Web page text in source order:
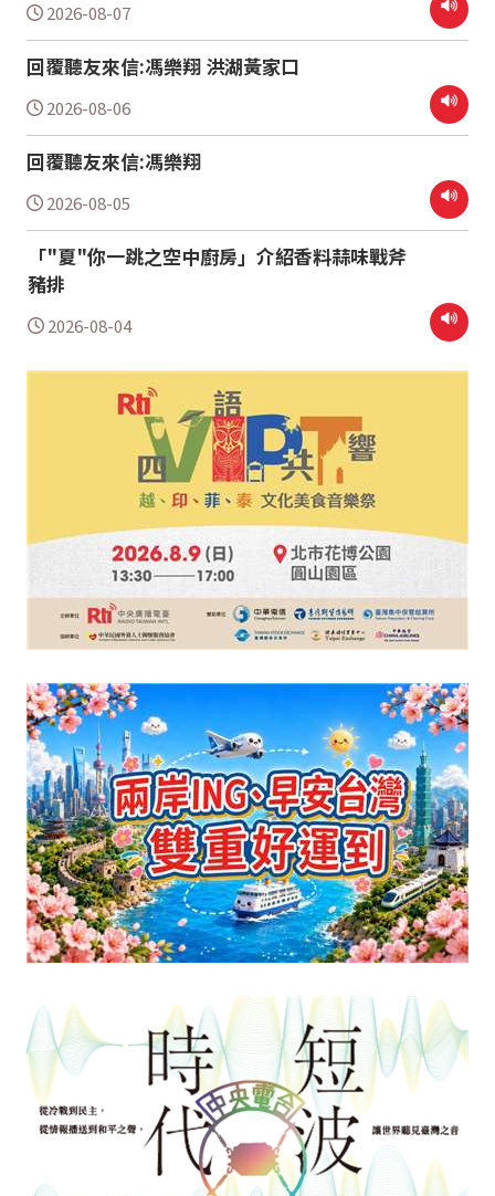
2026-08-07
回覆聽友來信:馮樂翔 洪湖黃家口
2026-08-06
回覆聽友來信:馮樂翔
2026-08-05
「"夏"你一跳之空中廚房」介紹香料蒜味戰斧
豬排
2026-08-04